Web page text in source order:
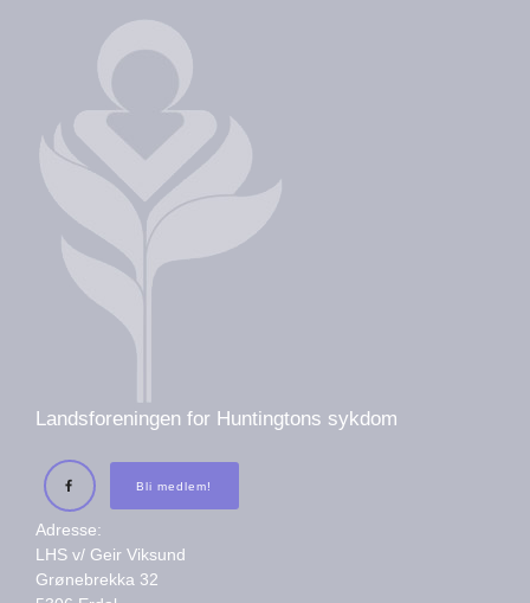
Landsforeningen for Huntingtons sykdom
Bli medlem!
Adresse:
LHS v/ Geir Viksund
Grønebrekka 32